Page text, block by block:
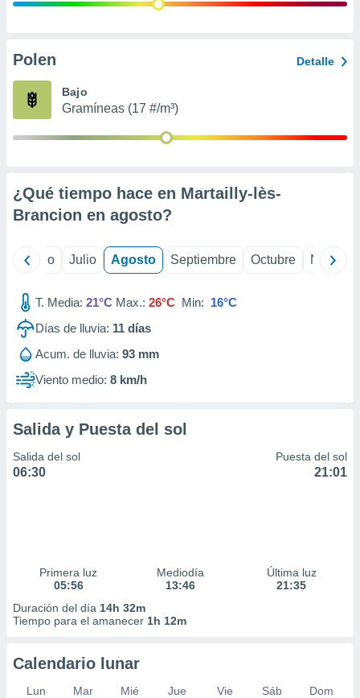
publicidad
de
Polen Detalle
Bajo
Gramíneas (17 #/m³)
¿Qué tiempo hace en Martailly-lès-
Brancion en agosto?
Junio Julio Agosto Septiembre Octubre
T. Media: 21°C Max.: 26°C Min: 16°C
Días de lluvia: 11 días
Acum. de lluvia: 93 mm
Viento medio: 8 km/h
Salida y Puesta del sol
Salida del sol
06:30
Puesta del sol
21:01
Primera luz
05:56
Mediodía
13:46
Última luz
21:35
Duración del día 14h 32m
Tiempo para el amanecer 1h 12m
Calendario lunar
Lun Mar Mié Jue Vie Sáb
Dom